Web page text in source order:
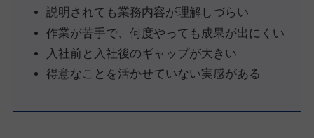
説明されても業務内容が理解しづらい
作業が苦手で、何度やっても成果が出にくい
入社前と入社後のギャップが大きい
得意なことを活かせていない実感がある